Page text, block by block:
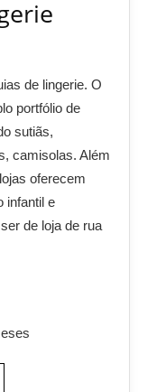
de lingerie. O
portfólio de
sutiãs,
camisolas. Além
oferecem
infantil e
de loja de rua